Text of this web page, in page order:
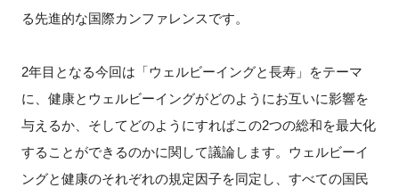
る先進的な国際カンファレンスです。
2年目となる今回は「ウェルビーイングと長寿」をテーマ
に、健康とウェルビーイングがどのようにお互いに影響を
与えるか、そしてどのようにすればこの2つの総和を最大化
することができるのかに関して議論します。ウェルビーイ
ングと健康のそれぞれの規定因子を同定し、すべての国民